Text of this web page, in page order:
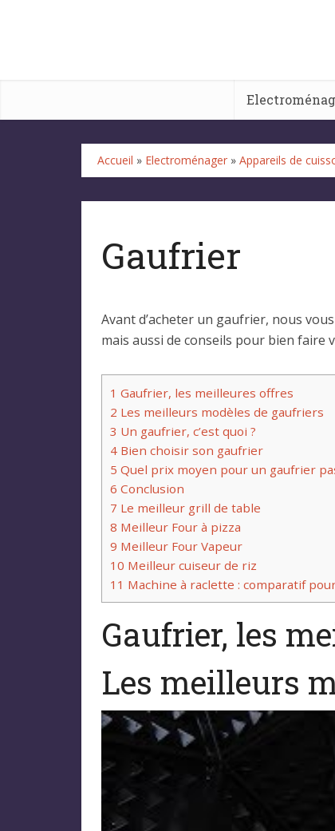
Accueil » Electroménager » Appareils de
Gaufrier
Avant d’acheter un gaufrier, nous
mais aussi de conseils pour bien faire
1 Gaufrier, les meilleures offres
2 Les meilleurs modèles de gaufriers
3 Un gaufrier, c’est quoi ?
4 Bien choisir son gaufrier
5 Quel prix moyen pour un gaufrier
6 Conclusion
7 Le meilleur grill de table
8 Meilleur Four à pizza
9 Meilleur Four Vapeur
10 Meilleur cuiseur de riz
11 Machine à raclette : comparatif
Gaufrier, les
Les meilleurs